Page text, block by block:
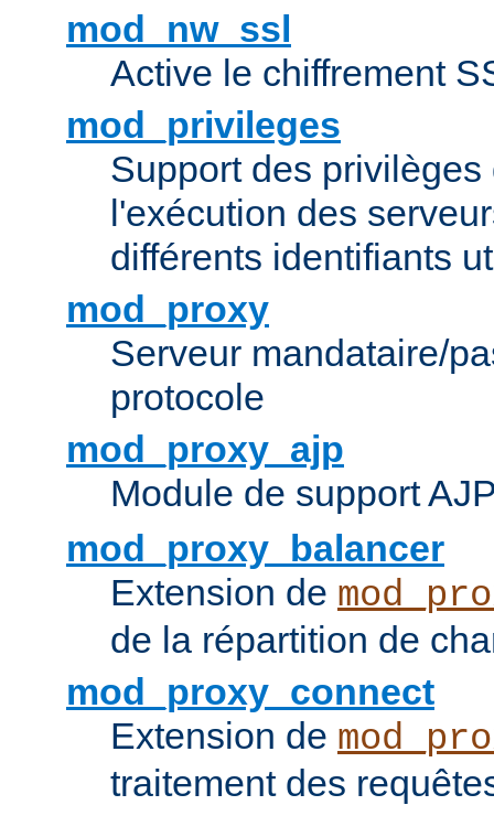
mod_nw_ssl
Active le chiffrement
mod_privileges
Support des
l'exécution des
différents identifiants
mod_proxy
Serveur mandataire/
protocole
mod_proxy_ajp
Module de support
mod_proxy_balancer
Extension de
de la répartition de
mod_proxy_connect
Extension de
traitement des